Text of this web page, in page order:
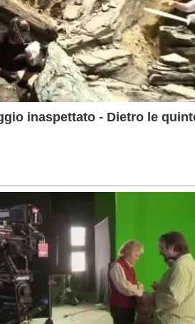
inaspettato - Dietro le